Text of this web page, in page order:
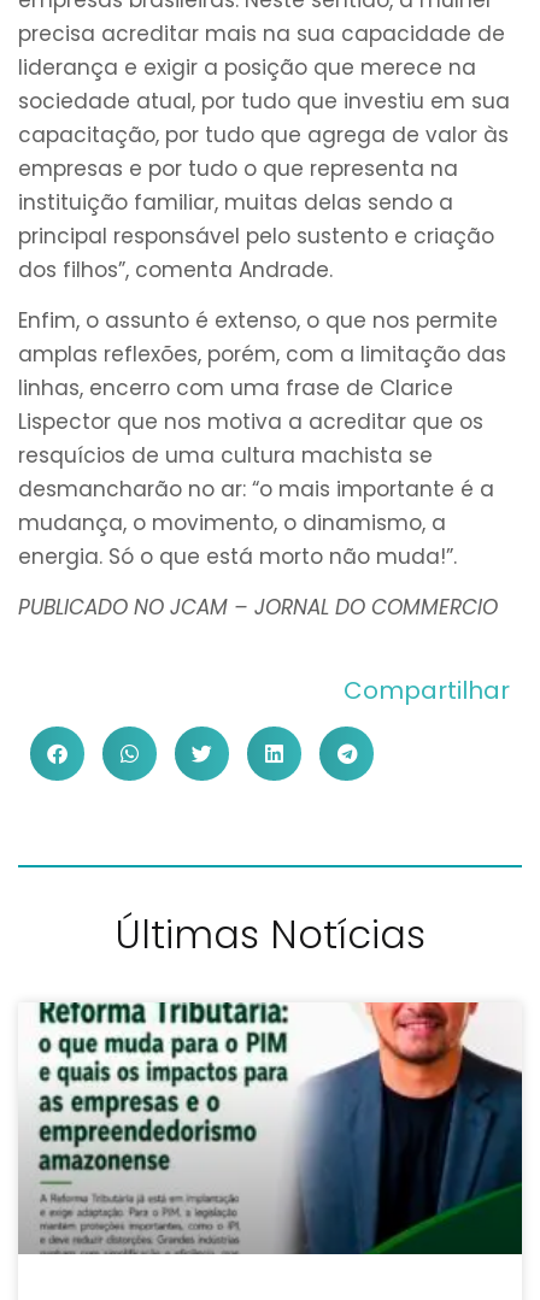
precisa acreditar mais na sua capacidade de
liderança e exigir a posição que merece na
sociedade atual, por tudo que investiu em sua
capacitação, por tudo que agrega de valor às
empresas e por tudo o que representa na
instituição familiar, muitas delas sendo a
principal responsável pelo sustento e criação
dos filhos”, comenta Andrade.
Enfim, o assunto é extenso, o que nos permite
amplas reflexões, porém, com a limitação das
linhas, encerro com uma frase de Clarice
Lispector que nos motiva a acreditar que os
resquícios de uma cultura machista se
desmancharão no ar: “o mais importante é a
mudança, o movimento, o dinamismo, a
energia. Só o que está morto não muda!”.
PUBLICADO NO JCAM – JORNAL DO COMMERCIO
Compartilhar
Últimas Notícias